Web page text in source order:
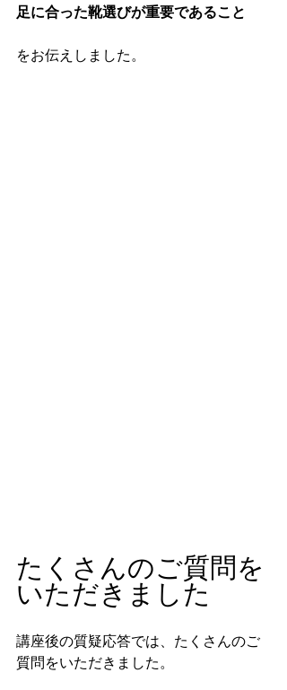
足に合った靴選びが重要であること
をお伝えしました。
たくさんのご質問を
いただきました
講座後の質疑応答では、たくさんのご
質問をいただきました。